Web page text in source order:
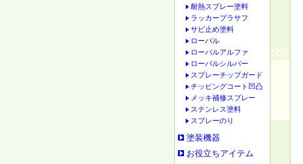
耐熱スプレー塗料
ラッカープラサフ
サビ止め塗料
ローバル
ローバルアルファ
ローバルシルバー
スプレーチップガード
チッピングコート凹凸
メッキ補修スプレー
ステンレス塗料
スプレーのり
塗装機器
お役立ちアイテム